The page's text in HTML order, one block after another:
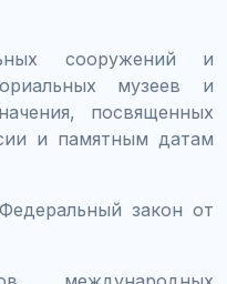
сооружений и
музеев и
посвященных
и памятным датам
закон от